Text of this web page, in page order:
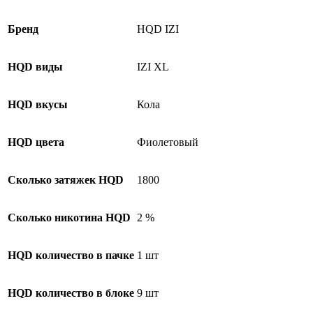
Бренд HQD IZI
HQD виды IZI XL
HQD вкусы Кола
HQD цвета Фиолетовый
Сколько затяжек HQD 1800
Сколько никотина HQD 2 %
HQD количество в пачке 1 шт
HQD количество в блоке 9 шт